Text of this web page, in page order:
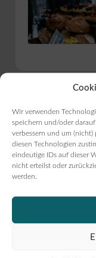
Wir verwenden
speichern und/oder
verbessern und um (nicht)
diesen Technologien
eindeutige IDs auf dieser
nicht erteilst oder
werden.
Adresse:
Lensahn(